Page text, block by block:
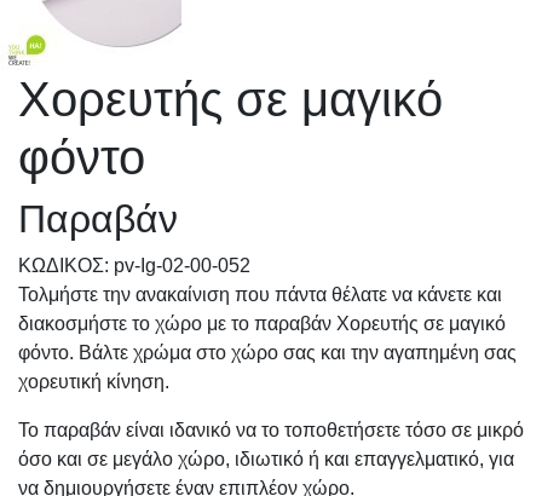
Χορευτής σε μαγικό
φόντο
Παραβάν
KΩΔΙΚΟΣ: pv-Ig-02-00-052
Τολμήστε την ανακαίνιση που πάντα θέλατε να κάνετε και
διακοσμήστε το χώρο με το παραβάν Χορευτής σε μαγικό
φόντο. Βάλτε χρώμα στο χώρο σας και την αγαπημένη σας
χορευτική κίνηση.
Το παραβάν είναι ιδανικό να το τοποθετήσετε τόσο σε μικρό
όσο και σε μεγάλο χώρο, ιδιωτικό ή και επαγγελματικό, για
να δημιουργήσετε έναν επιπλέον χώρο.